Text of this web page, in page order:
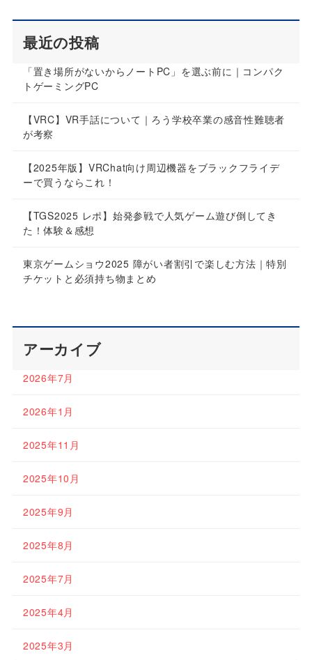
最近の投稿
「置き場所がないからノートPC」を選ぶ前に｜コンパク
トゲーミングPC
【VRC】VR手話について｜ろう学校卒業の感音性難聴者
が考察
【2025年版】VRChat向け周辺機器をブラックフライデ
ーで買うならこれ！
【TGS2025 レポ】始発参戦で人気ゲーム遊び倒してき
た！体験＆感想
東京ゲームショウ2025 障がい者割引で楽しむ方法｜特別
チケットと必須持ち物まとめ
アーカイブ
2026年7月
2026年1月
2025年11月
2025年10月
2025年9月
2025年8月
2025年7月
2025年4月
2025年3月